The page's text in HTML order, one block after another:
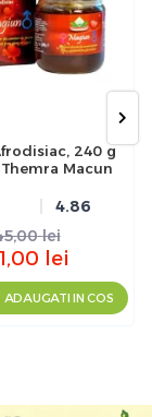
240 g
Macun
4.86
lei
lei
ADAUGATI IN COS